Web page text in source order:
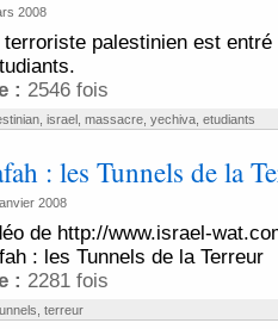
2008
terroriste palestinien est
: 2546 fois
, israel, massacre, yechiva, etudiants
: les Tunnels de la
2008
de http://www.israel-
: les Tunnels de la Terreur
: 2281 fois
terreur